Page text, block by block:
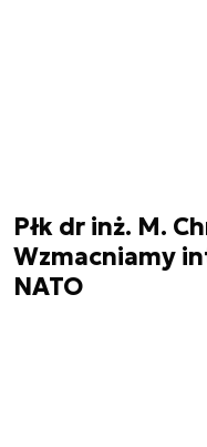
Płk dr inż. M.
Wzmacniamy
NATO